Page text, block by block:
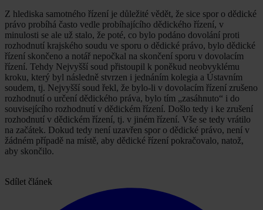
Z hlediska samotného řízení je důležité vědět, že sice spor o dědické
právo probíhá často vedle probíhajícího dědického řízení, v
minulosti se ale už stalo, že poté, co bylo podáno dovolání proti
rozhodnutí krajského soudu ve sporu o dědické právo, bylo dědické
řízení skončeno a notář nepočkal na skončení sporu v dovolacím
řízení. Tehdy Nejvyšší soud přistoupil k poněkud neobvyklému
kroku, který byl následně stvrzen i jednáním kolegia a Ústavním
soudem, tj. Nejvyšší soud řekl, že bylo-li v dovolacím řízení zrušeno
rozhodnutí o určení dědického práva, bylo tím „zasáhnuto“ i do
souvisejícího rozhodnutí v dědickém řízení. Došlo tedy i ke zrušení
rozhodnutí v dědickém řízení, tj. v jiném řízení. Vše se tedy vrátilo
na začátek. Dokud tedy není uzavřen spor o dědické právo, není v
žádném případě na místě, aby dědické řízení pokračovalo, natož,
aby skončilo.
Sdílet článek